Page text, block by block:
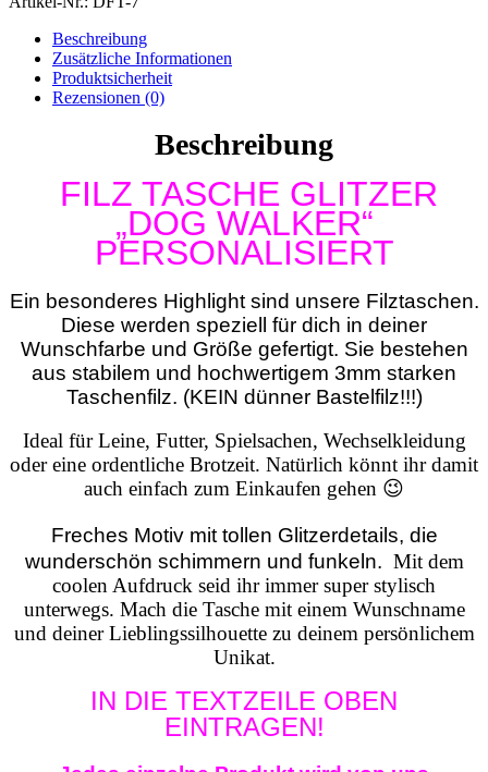
Beschreibung
Zusätzliche Informationen
Produktsicherheit
Rezensionen (0)
Beschreibung
FILZ TASCHE GLITZER
„DOG WALKER“
PERSONALISIERT
Ein besonderes Highlight sind unsere Filztaschen.
Diese werden speziell für dich in deiner
Wunschfarbe und Größe gefertigt. Sie bestehen
aus stabilem und hochwertigem 3mm starken
Taschenfilz. (KEIN dünner Bastelfilz!!!)
Ideal für Leine, Futter, Spielsachen, Wechselkleidung
oder eine ordentliche Brotzeit. Natürlich könnt ihr damit
auch einfach zum Einkaufen gehen 😉
Freches Motiv mit tollen Glitzerdetails, die
wunderschön schimmern und funkeln. Mit dem
coolen Aufdruck seid ihr immer super stylisch
unterwegs. Mach die Tasche mit einem Wunschname
und deiner Lieblingssilhouette zu deinem persönlichem
Unikat.
IN DIE TEXTZEILE OBEN
EINTRAGEN!